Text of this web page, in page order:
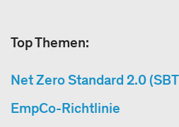
Top Themen:
Net Zero Standard 2.0
EmpCo-Richtlinie